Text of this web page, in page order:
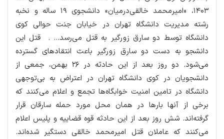
۱۴۰۳، «امیرمحمد خالقی‌درمیان» دانشجوی ۱۹ ساله و نخبه
رشته مدیریت دانشگاه تهران در خیابان جنت حوالی كوی
دانشگاه توسط دو سارق زورگیر به قتل می‌رسد... . قتل این
دانشجو به دست دو سارق زورگیر باعث انتقادهای گسترده
می‌شود. دو روز بعد از این حادثه در ۲۶ بهمن، جمعی از
دانشجویان در كوی دانشگاه تهران در اعتراض به بی‌توجهی
دانشگاه در تامین امنیت خوابگاه‌ها تجمع و اعلام می‌كنند كه
برخی از آنها بارها در همان محل مورد حمله سارقان قرار
گرفته‌اند. شش روز بعد از این حادثه قوه قضاییه و پلیس اعلام
می‌كنند كه عاملان قتل امیرمحمد خالقی دستگیر شده‌اند.